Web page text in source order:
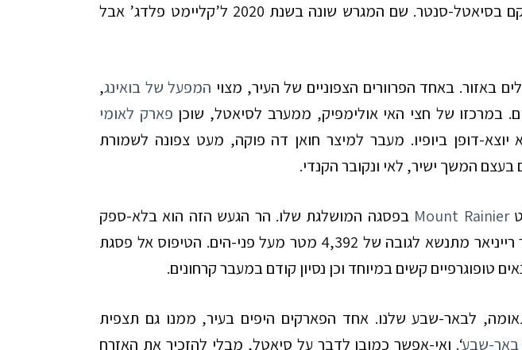
ממוקם בסיאטל-סנטר. שם המגרש שונה בשנת 2020 ל’קליימט פלדג’ אבל
באזור. באחד הפרוורים הצפוניים של העיר, מצוי המפעל של בואינג,
במרכזו של חצי האי אולימפיק, ממערב לסיאטל, שוכן פארק לאומי
יוצא-דופן ביופיו. מעבר למיצר חואן דה פוקה, מעט צפונה לשמורת
המשך ישיר, לאי ונקובר הקנדי.
Mount Rainier בפסגה המושלגת שלו. הר הגעש הזה הוא בלא-ספק
אחד ההרים המרשימים בצפון אמריקה. הר רייניאר מתנשא לגובה של 4,392 מטר מעל פני-הים. הטיפוס אל פסגת
טופוגרפיים קשים במיוחד וכן נסיון קודם במעבר קרחונים.
לבאר-שבע שלנו. אחד הפארקים היפים בעיר, ממנו גם תצפית
שבע‘. ואי-אפשר כמובן לדבר על סיאטל, מבלי להזכיר את האזרח